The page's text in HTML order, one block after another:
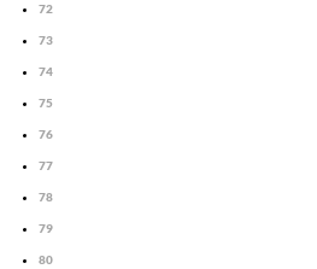
72
73
74
75
76
77
78
79
80